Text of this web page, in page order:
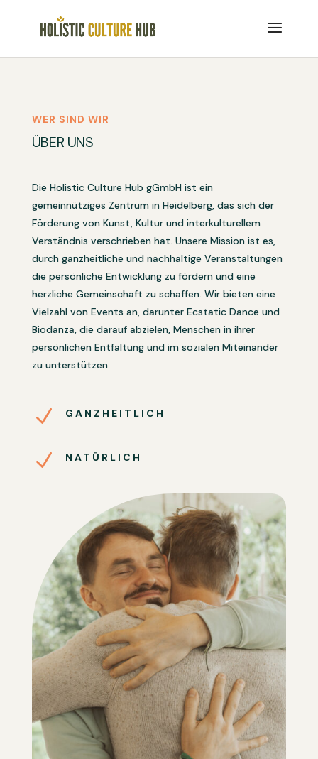
WER SIND WIR
ÜBER UNS
Die Holistic Culture Hub gGmbH ist ein
gemeinnütziges Zentrum in Heidelberg, das sich der
Förderung von Kunst, Kultur und interkulturellem
Verständnis verschrieben hat. Unsere Mission ist es,
durch ganzheitliche und nachhaltige Veranstaltungen
die persönliche Entwicklung zu fördern und eine
herzliche Gemeinschaft zu schaffen. Wir bieten eine
Vielzahl von Events an, darunter Ecstatic Dance und
Biodanza, die darauf abzielen, Menschen in ihrer
persönlichen Entfaltung und im sozialen Miteinander
zu unterstützen.
N GANZHEITLICH
N NATÜRLICH